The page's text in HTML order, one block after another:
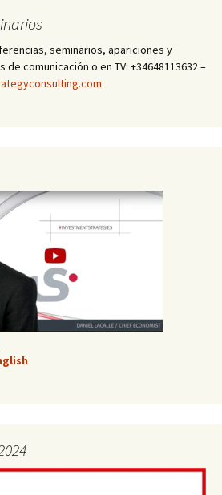
seminarios, apariciones y
comunicación o en TV: +34648113632 –